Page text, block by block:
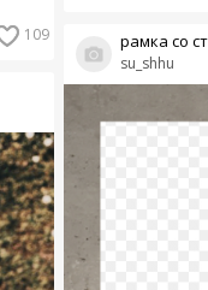
109
su_shhu
рамка со